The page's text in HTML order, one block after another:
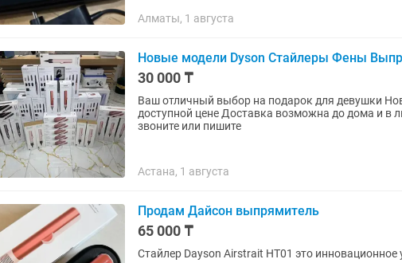
Алматы, 1 августа
Новые модели Dyson Стайлеры Фены
30 000 ₸
Ваш отличный выбор на подарок для девушки Новый мощный Dyson Origin по приемлемой
доступной цене Доставка возможна до дома и в любой город быстро надежно Для покупки
звоните или пишите
Астана, 1 августа
Продам Дайсон выпрямитель
65 000 ₸
Стайлер Dayson Airstrait HT01 это